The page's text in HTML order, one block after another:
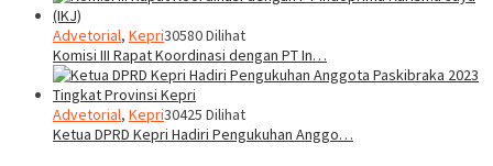
Advetorial, Kepri30580 Dilihat
Komisi III Rapat Koordinasi dengan PT In…
Advetorial, Kepri30425 Dilihat
Ketua DPRD Kepri Hadiri Pengukuhan Anggo…